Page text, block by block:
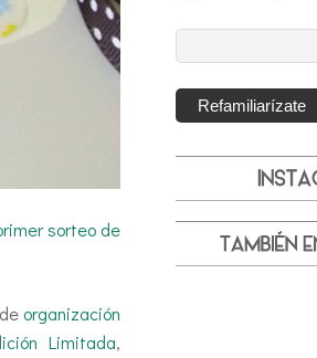
sorteo de
organización
Limitada,
correo
electrónico:
Refamiliarízate